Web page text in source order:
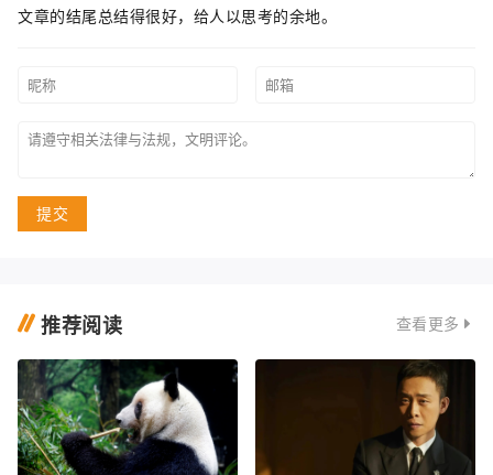
文章的结尾总结得很好，给人以思考的余地。
提交
推荐阅读 查看更多